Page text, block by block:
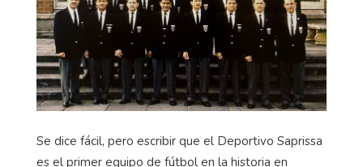
Se dice fácil, pero escribir que el Deportivo Saprissa
es el primer equipo de fútbol en la historia en